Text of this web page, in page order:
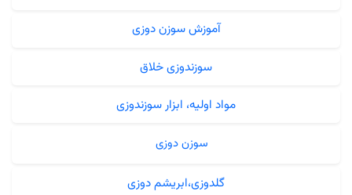
آموزش سوزن دوزی
سوزندوزی خلاق
مواد اولیه، ابزار سوزندوزی
سوزن دوزی
گلدوزی،ابریشم دوزی